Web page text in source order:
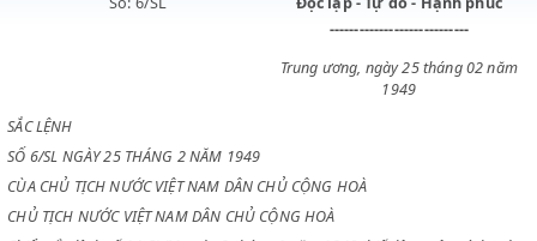
-------
VIỆT NAM
Độc lập - Tự do - Hạnh
----------------------------
SẮC LỆNH
SỐ 6/SL NGÀY 25 THÁNG 2 NĂM 1949